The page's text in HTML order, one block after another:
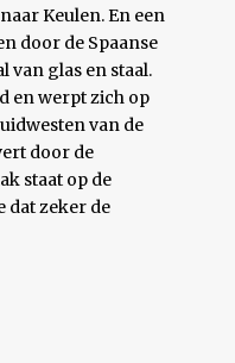
Keulen. En een
door de Spaanse
van glas en staal.
en werpt zich op
van de
door de
staat op de
dat zeker de